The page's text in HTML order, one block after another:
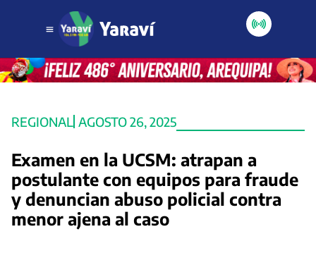
REGIONAL AGOSTO 26, 2025
Examen en la UCSM: atrapan a
postulante con equipos para fraude
y denuncian abuso policial contra
menor ajena al caso